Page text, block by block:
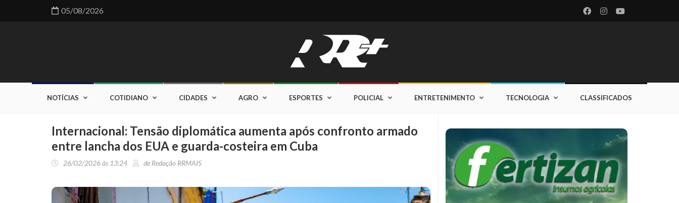
05/08/2026
NOTÍCIAS COTIDIANO CIDADES AGRO ESPORTES POLICIAL ENTRETENIMENTO TECNOLOGIA CLASSIFICADOS
Internacional: Tensão diplomática aumenta após confronto armado
entre lancha dos EUA e guarda-costeira em Cuba
26/02/2026 às 13:24 de Redação RRMAIS